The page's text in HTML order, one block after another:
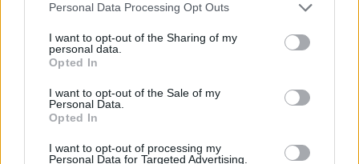
Personal Data Processing Opt Outs
I want to opt-out of the Sharing of my
personal data.
Opted In
I want to opt-out of the Sale of my
Personal Data.
Opted In
I want to opt-out of processing my
Personal Data for Targeted Advertising.
Οικολογίας, Πανεπιστήμιο Πατρών (Πρόεδρο
της Επιτροπής), τον Δρ. Γιάννη Τσιπουρίδη,
Σύμβουλο Μηχανικό ΑΠΕ, Δράση για το Κλίμα
και τον Γιώργο Τσιχριτζή, Καθηγητή,
Πανεπιστήμιο Πειραιώς.